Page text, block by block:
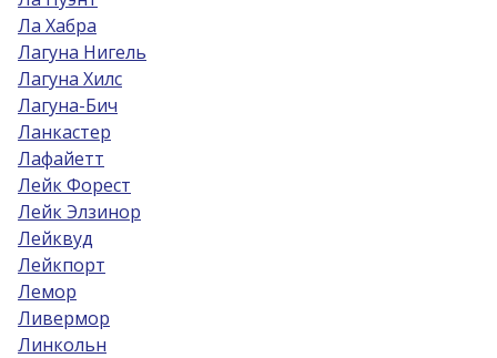
Ла Хабра
Лагуна Нигель
Лагуна Хилс
Лагуна-Бич
Ланкастер
Лафайетт
Лейк Форест
Лейк Элзинор
Лейквуд
Лейкпорт
Лемор
Ливермор
Линкольн